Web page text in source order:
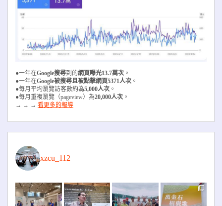
●一年在Google搜尋到的網頁曝光13.7萬次 。
●一年在Google被搜尋且被點擊網頁5371人次 。
●每月平均瀏覽訪客數約為5,000人次 。
●每月重複瀏覽（pageview）為20,000人次 。
→ → → 看更多的報導
xzcu_112